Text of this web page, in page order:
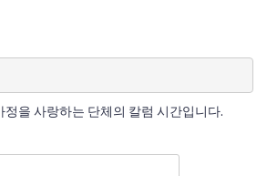
정을 사랑하는 단체의 칼럼 시간입니다.